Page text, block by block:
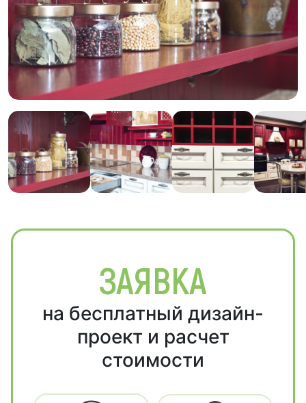
ЗАЯВКА
на бесплатный дизайн-
проект и расчет
стоимости